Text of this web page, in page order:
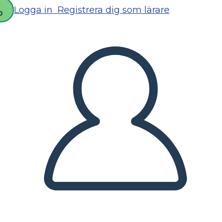
Logga in Registrera dig som lärare